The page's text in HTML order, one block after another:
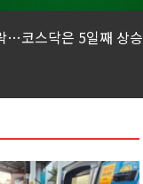
…코스닥은 5일째 상승